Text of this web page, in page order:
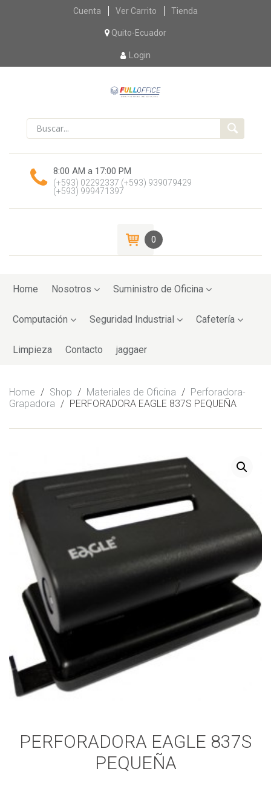
Skip
content
Cuenta Ver Carrito Tienda
Quito-Ecuador
Login
8:00 AM a 17:00 PM
(+593) 02292337 (+593) 939079429
(+593) 999471397
0
toHome Nosotros Suministro de Oficina
Computación Seguridad Industrial Cafetería
Limpieza Contacto jaggaer
Home / Shop / Materiales de Oficina / Perforadora-
Grapadora / PERFORADORA EAGLE 837S PEQUEÑA
PERFORADORA EAGLE 837S
PEQUEÑA